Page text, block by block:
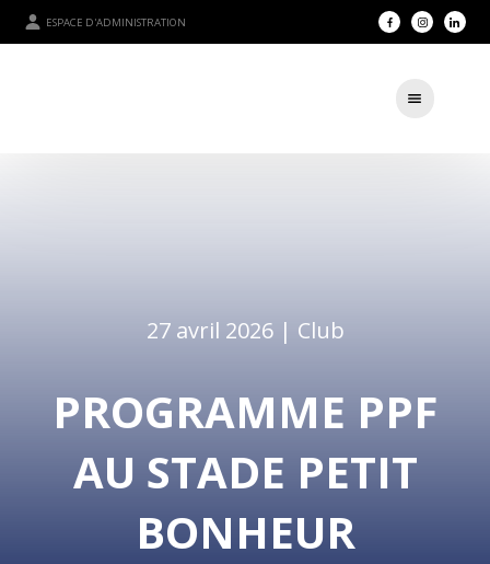
ESPACE D'ADMINISTRATION
27 avril 2026 | Club
PROGRAMME PPF
AU STADE PETIT
BONHEUR